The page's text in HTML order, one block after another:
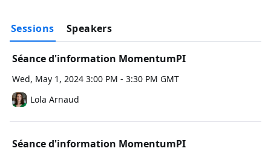
stratégie de PI
• 30% de la valeur des services reçus pour la réalisation d’une
Sessions Speakers
Séance d'information MomentumPI
Wed, May 1, 2024 3:00 PM - 3:30 PM GMT
Lola Arnaud
Séance d'information MomentumPI